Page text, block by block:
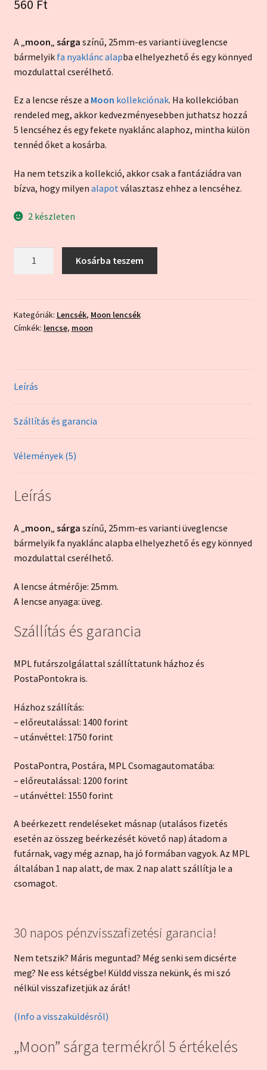
értékelés
560 Ft
A „ moon sárga színű, 25mm-es varianti üveglencse
bármelyik fa nyaklánc alapba elhelyezhető és egy könnyed
mozdulattal cserélhető.
Ez a lencse része a Moon kollekciónak. Ha kollekcióban
rendeled meg, akkor kedvezményesebben juthatsz hozzá
5 lencséhez és egy fekete nyaklánc alaphoz, mintha külön
tennéd őket a kosárba.
Ha nem tetszik a kollekció, akkor csak a fantáziádra van
bízva, hogy milyen alapot választasz ehhez a lencséhez.
2 készleten
Kosárba teszem
Kategóriák: Lencsék, Moon lencsék
Címkék: lencse, moon
Leírás
Szállítás és garancia
Vélemények (5)
Leírás
A „moon„ sárga színű, 25mm-es varianti üveglencse
bármelyik fa nyaklánc alapba elhelyezhető és egy könnyed
mozdulattal cserélhető.
A lencse átmérője: 25mm.
A lencse anyaga: üveg.
Szállítás és garancia
MPL futárszolgálattal szállíttatunk házhoz és
PostaPontokra is.
Házhoz szállítás:
– előreutalással: 1400 forint
– utánvéttel: 1750 forint
PostaPontra, Postára, MPL Csomagautomatába:
– előreutalással: 1200 forint
– utánvéttel: 1550 forint
A beérkezett rendeléseket másnap (utalásos fizetés
esetén az összeg beérkezését követő nap) átadom a
futárnak, vagy még aznap, ha jó formában vagyok. Az MPL
általában 1 nap alatt, de max. 2 nap alatt szállítja le a
csomagot.
30 napos pénzvisszafizetési garancia!
Nem tetszik? Máris meguntad? Még senki sem dicsérte
meg? Ne ess kétségbe! Küldd vissza nekünk, és mi szó
nélkül visszafizetjük az árát!
(Info a visszaküldésről)
„Moon” sárga termékről 5 értékelés